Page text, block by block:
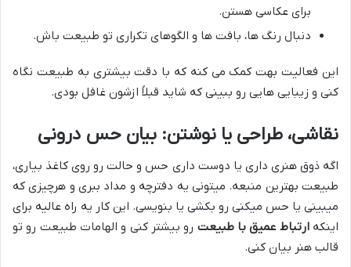
برای عکاسی هستن.
دنبال رنگ ها، بافت ها و الگوهای تکراری تو طبیعت باش.
این فعالیت بهت کمک می کنه که با دقت بیشتری به طبیعت نگاه
کنی و زیبایی هایی رو ببینی که شاید قبلاً ازشون غافل بودی.
نقاشی، طراحی یا نوشتن: بیان حس درونی
اگه ذوق هنری داری یا دوست داری حس و حالت رو روی کاغذ بیاری،
طبیعت بهترین منبعه. میتونی یه دفترچه و مداد ببری و هرچیزی که
میبینی یا حس میکنی رو بکشی یا بنویسی. این کار یه راه عالیه برای
اینکهارتباط عمیق با طبیعت رو بیشتر کنی و الهامات طبیعت رو تو
قالب هنر بیان کنی.